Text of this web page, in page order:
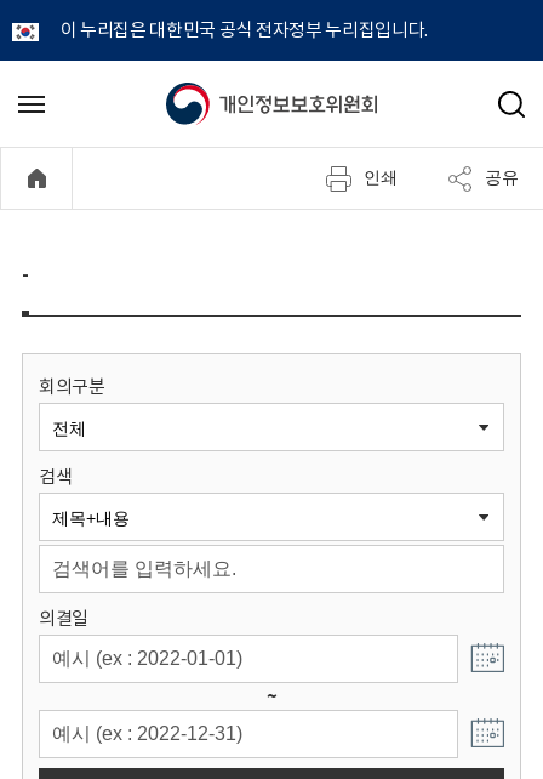
이 누리집은 대한민국 공식 전자정부 누리집입니다.
개
정
보
원
회
메
기
검
인쇄 공유
-
회의구분
검색
의결일
~